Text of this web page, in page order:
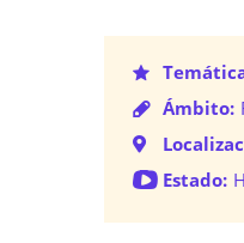
Ámbito:
Estado: